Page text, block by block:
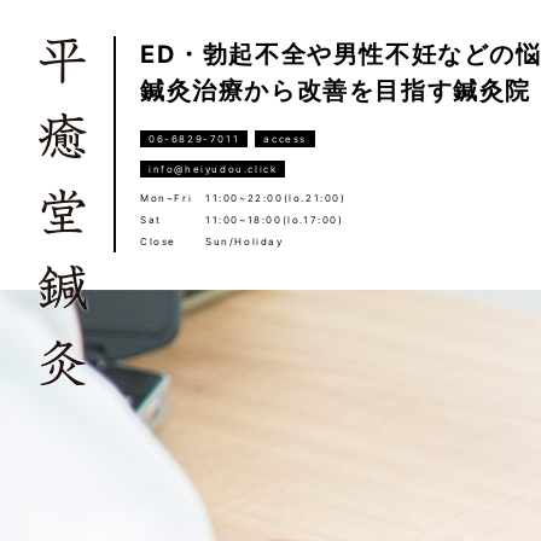
ED・勃起不全や男性不妊などの
鍼灸治療から改善を目指す鍼灸院
06-6829-7011 access
info@heiyudou.click
Mon~Fri
11:00~22:00(lo.21:00)
Sat
11:00~18:00(lo.17:00)
Close
Sun/Holiday